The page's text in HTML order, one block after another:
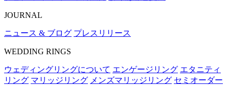
JOURNAL
ニュース & ブログ プレスリリース
WEDDING RINGS
ウェディングリングについて エンゲージリング エタニティ
リング マリッジリング メンズマリッジリング セミオーダー